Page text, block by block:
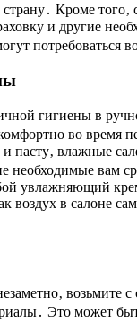
страну․ Кроме
и другие
потребоваться
гигиены в
во время
пасту‚ влажные
необходимые вам
увлажняющий
воздух в салоне
возьмите с
Это может